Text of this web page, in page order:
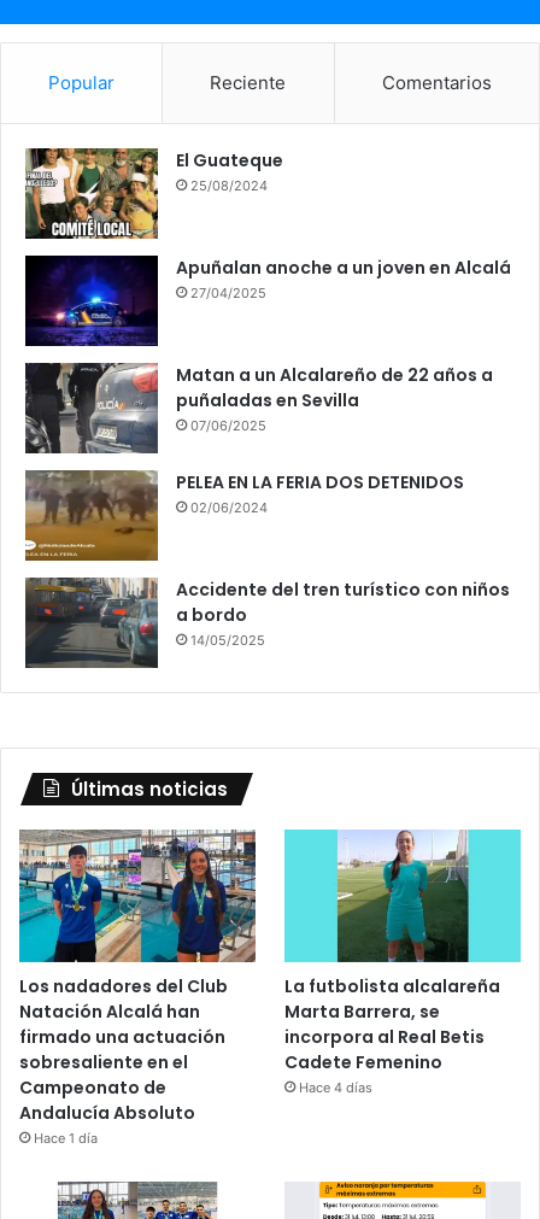
Popular Reciente Comentarios
El Guateque
25/08/2024
Apuñalan anoche a un joven en Alcalá
27/04/2025
Matan a un Alcalareño de 22 años a
puñaladas en Sevilla
07/06/2025
PELEA EN LA FERIA DOS DETENIDOS
02/06/2024
Accidente del tren turístico con niños
a bordo
14/05/2025
Últimas noticias
Los nadadores del Club
Natación Alcalá han
firmado una actuación
sobresaliente en el
Campeonato de
Andalucía Absoluto
Hace 1 día
La futbolista alcalareña
Marta Barrera, se
incorpora al Real Betis
Cadete Femenino
Hace 4 días